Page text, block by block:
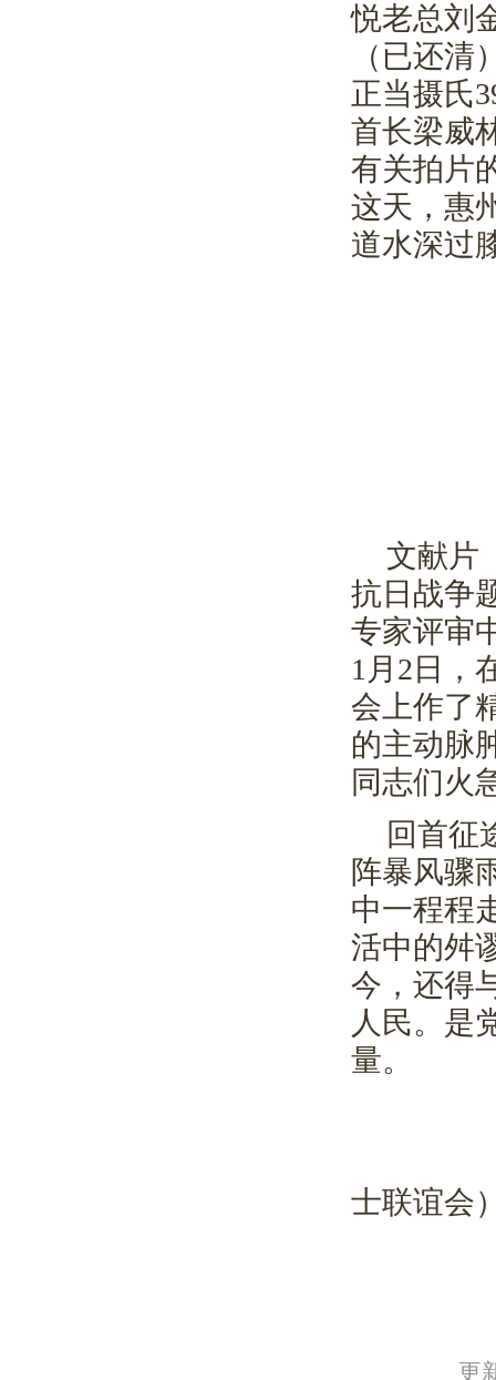
悦老总刘
（已还
正当摄氏
首长梁威
有关拍片
这天，惠
道水深过
文献片
抗日战争
专家评审
1 月 2 日，
会上作了
的主动脉
同志们火
回首征
阵暴风骤
中一程程
活中的舛
今，还得
人民。是
量。
士联谊会
更